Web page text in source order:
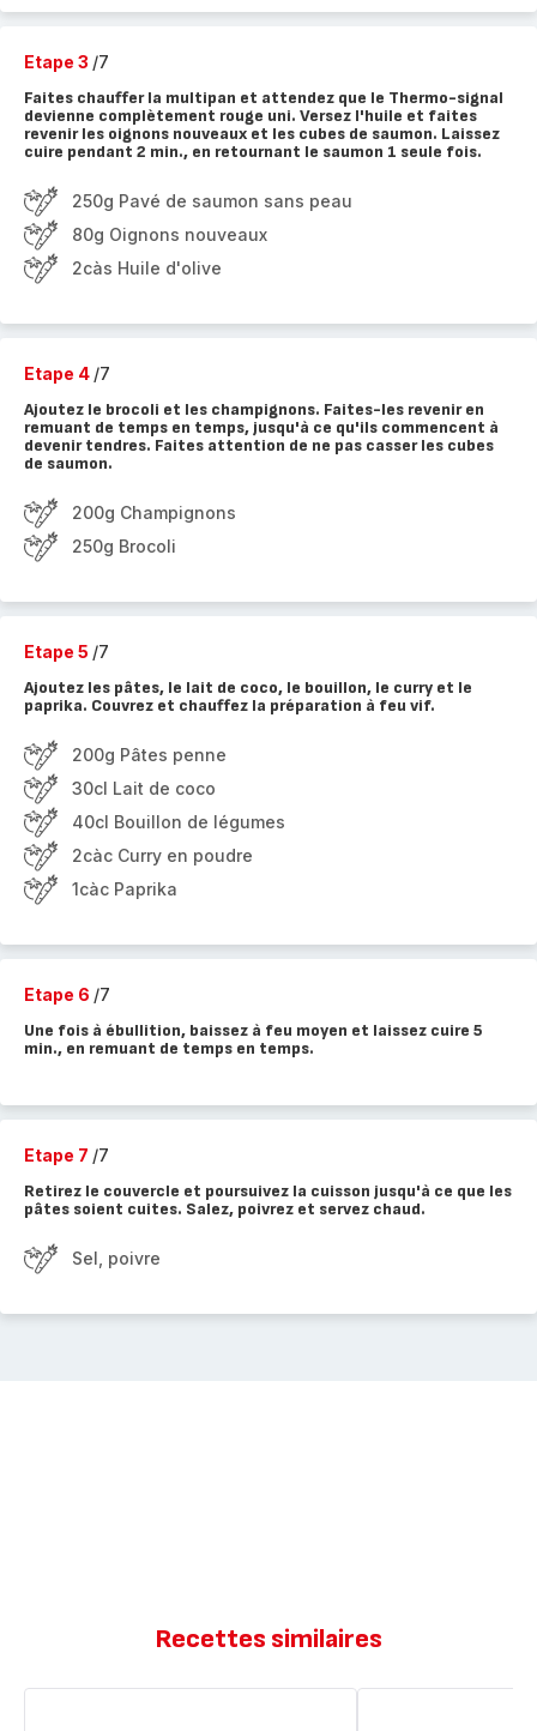
Etape 3 /7
Faites chauffer la multipan et attendez que le Thermo-signal
devienne complètement rouge uni. Versez l'huile et faites
revenir les oignons nouveaux et les cubes de saumon. Laissez
cuire pendant 2 min., en retournant le saumon 1 seule fois.
250g Pavé de saumon sans peau
80g Oignons nouveaux
2càs Huile d'olive
Etape 4 /7
Ajoutez le brocoli et les champignons. Faites-les revenir en
remuant de temps en temps, jusqu'à ce qu'ils commencent à
devenir tendres. Faites attention de ne pas casser les cubes
de saumon.
200g Champignons
250g Brocoli
Etape 5 /7
Ajoutez les pâtes, le lait de coco, le bouillon, le curry et le
paprika. Couvrez et chauffez la préparation à feu vif.
200g Pâtes penne
30cl Lait de coco
40cl Bouillon de légumes
2càc Curry en poudre
1càc Paprika
Etape 6 /7
Une fois à ébullition, baissez à feu moyen et laissez cuire 5
min., en remuant de temps en temps.
Etape 7 /7
Retirez le couvercle et poursuivez la cuisson jusqu'à ce que les
pâtes soient cuites. Salez, poivrez et servez chaud.
Sel, poivre
Recettes similaires